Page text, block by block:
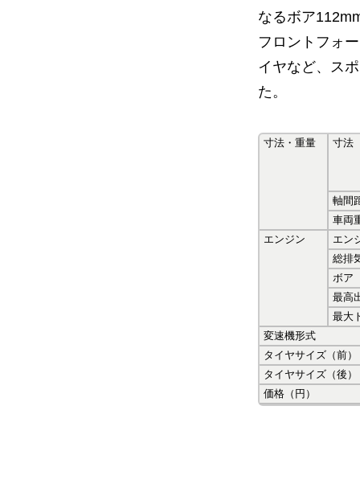
なるボア
フロントフォ
イヤなど、ス
た。
寸法・重量 寸法
軸間
車両
エンジン
エン
総排
ボア
最高
最大
変速機形式
タイヤサイズ（前）
タイヤサイズ（後）
価格（円）